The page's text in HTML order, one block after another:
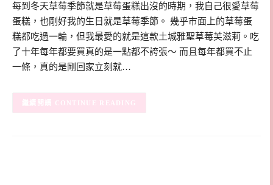
每到冬天草莓季節就是草莓蛋糕出沒的時期，我自己很愛草莓
蛋糕，也剛好我的生日就是草莓季節。 幾乎市面上的草莓蛋
糕都吃過一輪，但我最愛的就是這款土城雅聖草莓芙滋莉。吃
了十年每年都要買真的是一點都不誇張～ 而且每年都買不止
一條，真的是剛回家立刻就…
CONTINUE READING